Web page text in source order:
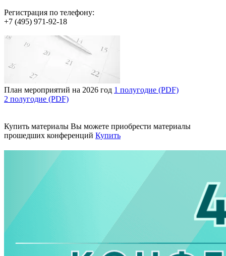
Регистрация по телефону:
+7 (495) 971-92-18
План мероприятий на 2026 год 1 полугодие (PDF)
2 полугодие (PDF)
Купить материалы Вы можете приобрести материалы
прошедших конференций Купить